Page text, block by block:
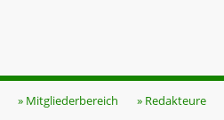
» Mitgliederbereich » Redakteure